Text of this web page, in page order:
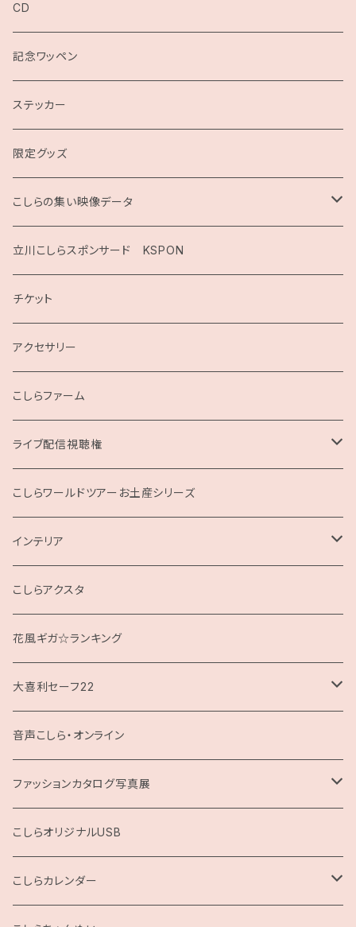
CD
記念ワッペン
ステッカー
限定グッズ
こしらの集い映像データ
2020
2019
こしらガンベッタ
立川こしらスポンサード KSPON
チケット
アクセサリー
こしらファーム
ライブ配信視聴権
こしらの集いweb
こしらワールドツアーお土産シリーズ
インテリア
クッション
こしらアクスタ
花風ギガ☆ランキング
大喜利セーフ22
お題回答Tシャツ
音声こしら・オンライン
ファッションカタログ写真展
展示用A4サイズ
2L版
こしらオリジナルUSB
こしらカレンダー